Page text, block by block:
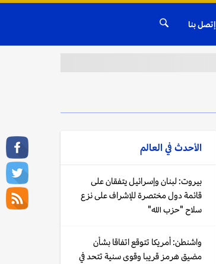
إتصل بنا
الأحدث في العالم
بيروت: لبنان وإسرائيل يتفقان على
قائمة دول مختصرة للإشراف على نزع
سلاح "حزب الله"
واشنطن: أمريكا تتوقع اتفاقا بشأن
مضيق هرمز قريبا وقوى سنية تتحد في